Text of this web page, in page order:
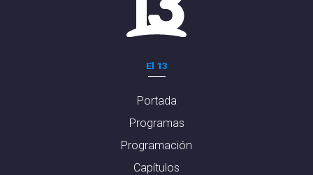
El 13
Portada
Programas
Programación
Capítulos